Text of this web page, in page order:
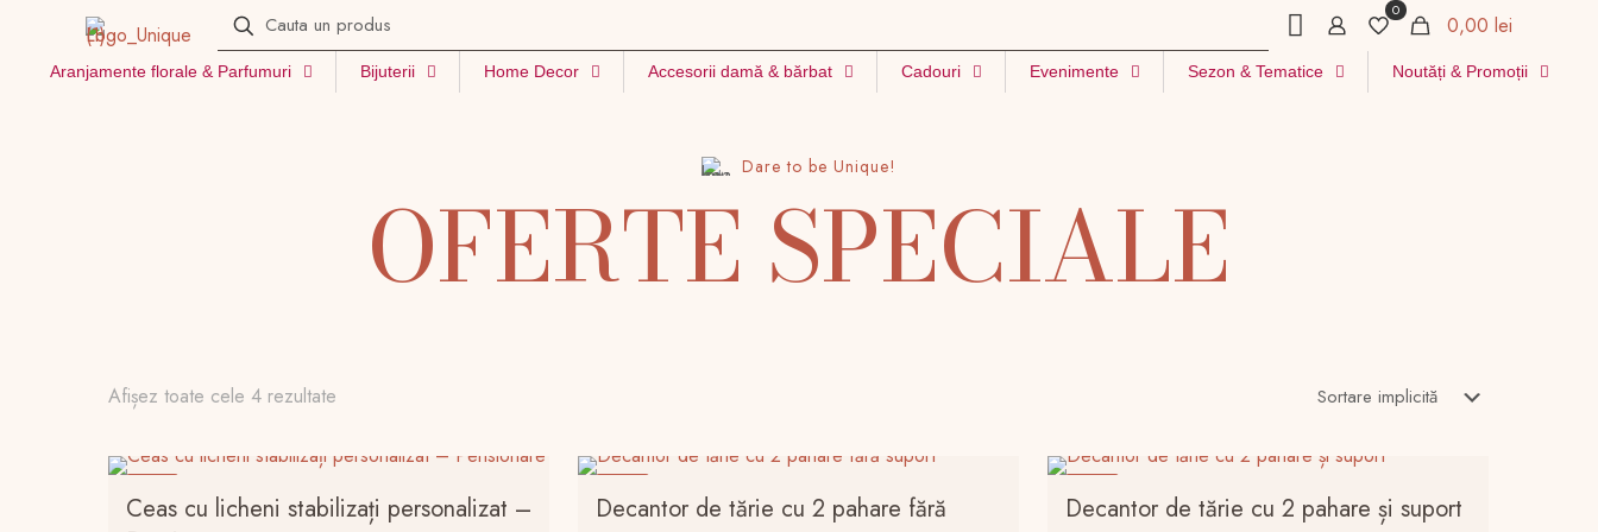
0
0,00 lei
Aranjamente florale & Parfumuri Bijuterii Home Decor Accesorii damă & bărbat Cadouri Evenimente Sezon & Tematice Noutăți & Promoții
Dare to be Unique!
OFERTE SPECIALE
Afișez toate cele 4 rezultate
Ceas cu licheni stabilizați personalizat –
Decantor de tărie cu 2 pahare fără
Decantor de tărie cu 2 pahare și suport